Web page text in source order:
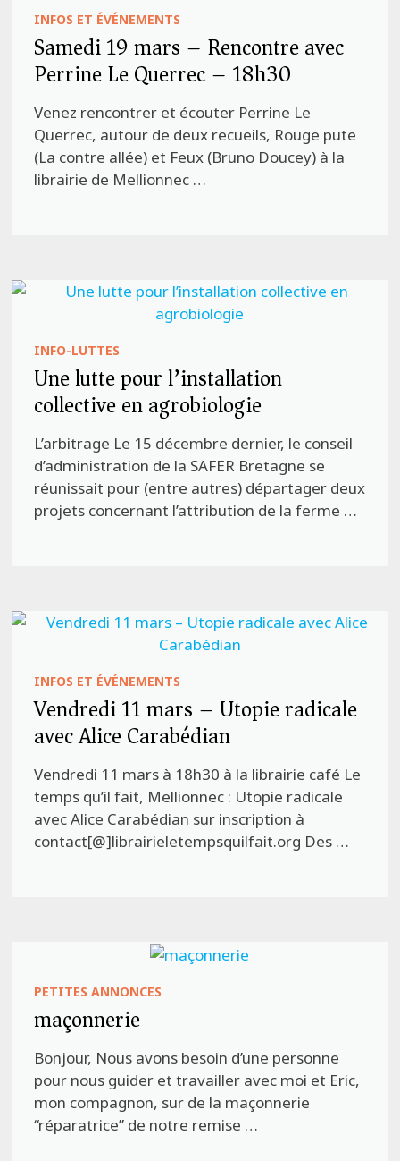
INFOS ET ÉVÉNEMENTS
Samedi 19 mars – Rencontre avec
Perrine Le Querrec – 18h30
Venez rencontrer et écouter Perrine Le
Querrec, autour de deux recueils, Rouge pute
(La contre allée) et Feux (Bruno Doucey) à la
librairie de Mellionnec …
INFO-LUTTES
Une lutte pour l’installation
collective en agrobiologie
L’arbitrage Le 15 décembre dernier, le conseil
d’administration de la SAFER Bretagne se
réunissait pour (entre autres) départager deux
projets concernant l’attribution de la ferme …
INFOS ET ÉVÉNEMENTS
Vendredi 11 mars – Utopie radicale
avec Alice Carabédian
Vendredi 11 mars à 18h30 à la librairie café Le
temps qu’il fait, Mellionnec : Utopie radicale
avec Alice Carabédian sur inscription à
contact[@]librairieletempsquilfait.org Des …
PETITES ANNONCES
maçonnerie
Bonjour, Nous avons besoin d’une personne
pour nous guider et travailler avec moi et Eric,
mon compagnon, sur de la maçonnerie
“réparatrice” de notre remise …